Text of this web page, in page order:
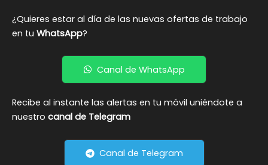
¿Quieres estar al día de las nuevas ofertas de trabajo
en tu WhatsApp?
Canal de WhatsApp
Recibe al instante las alertas en tu móvil uniéndote a
nuestro canal de Telegram
Canal de Telegram